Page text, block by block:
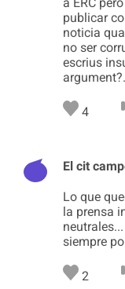
publicar
noticia
no ser
escrius
4
El cit
Lo que
la prensa
siempre
2